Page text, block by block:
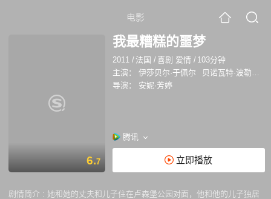
电影
6.7
我最糟糕的噩梦
2011 / 法国 /喜剧 爱情 / 103分钟
主演：
伊莎贝尔·于佩尔
贝诺瓦特·波勒沃赫德
导演：
安妮·芳婷
腾讯
立即播放
剧情简介 : 她和她的丈夫和儿子住在卢森堡公园对面，他和他的儿子独居